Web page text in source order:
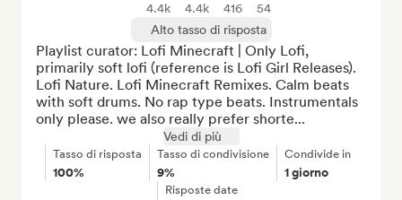
4.4k 4.4k 416
54
Alto tasso di risposta
Playlist curator: Lofi Minecraft | Only Lofi,
primarily soft lofi (reference is Lofi Girl Releases).
Lofi Nature. Lofi Minecraft Remixes. Calm beats
with soft drums. No rap type beats. Instrumentals
only please. we also really prefer shorte...
Vedi di più
Tasso di risposta
100%
Tasso di condivisione
9%
Condivide in
1 giorno
Risposte date